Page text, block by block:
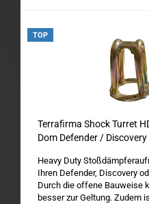
TOP
Terrafirma Shock Turret
Dom Defender /
Heavy Duty
Ihren Defender, Discovery
Durch die offene Bauweise
besser zur Geltung. Zudem